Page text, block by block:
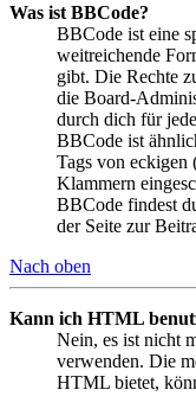
Was ist BBCode?
BBCode ist eine
weitreichende
gibt. Die Rechte
die Board-
durch dich für
BBCode ist
Tags von eckigen
Klammern
BBCode findest
der Seite zur
Nach oben
Kann ich HTML
Nein, es ist nicht
verwenden. Die
HTML bietet,